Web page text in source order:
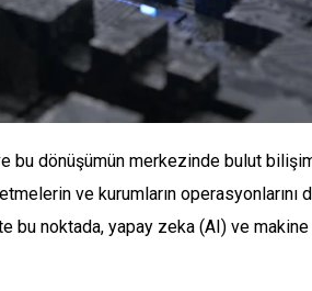
bu dönüşümün merkezinde bulut
ve kurumların
bu noktada, yapay zeka (AI) ve